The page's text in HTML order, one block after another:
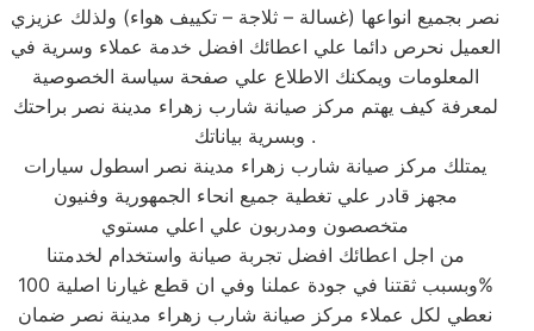
نصر بجميع انواعها (غسالة – ثلاجة – تكييف هواء) ولذلك عزيزي
العميل نحرص دائما علي اعطائك افضل خدمة عملاء وسرية في
المعلومات ويمكنك الاطلاع علي صفحة سياسة الخصوصية
لمعرفة كيف يهتم مركز صيانة شارب زهراء مدينة نصر براحتك
وبسرية بياناتك .
يمتلك مركز صيانة شارب زهراء مدينة نصر اسطول سيارات
مجهز قادر علي تغطية جميع انحاء الجمهورية وفنيون
متخصصون ومدربون علي اعلي مستوي
من اجل اعطائك افضل تجربة صيانة واستخدام لخدمتنا
وبسبب ثقتنا في جودة عملنا وفي ان قطع غيارنا اصلية 100%
نعطي لكل عملاء مركز صيانة شارب زهراء مدينة نصر ضمان